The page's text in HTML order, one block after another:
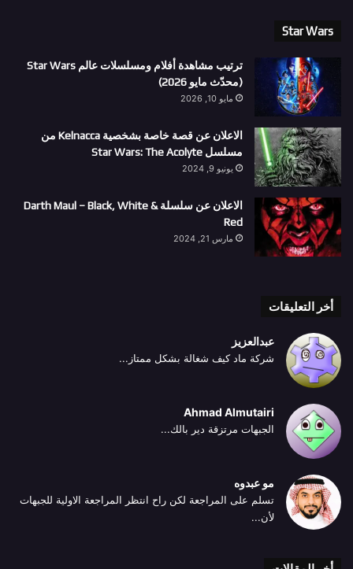
Star Wars
ترتيب مشاهدة أفلام ومسلسلات عالم Star Wars
(محدّث مايو 2026)
مايو 10, 2026
الاعلان عن قصة خاصة بشخصية Kelnacca من
مسلسل Star Wars: The Acolyte
يونيو 9, 2024
الاعلان عن سلسلة Darth Maul – Black, White &
Red
مارس 21, 2024
أخر التعليقات
عبدالعزيز
شركة ماد كيف شغالة بشكل ممتاز...
Ahmad Almutairi
الجبهات مرتزقة دير بالك...
مو عبدوه
تسلم على المراجعة لكن راح انتظر المراجعة الاولية للجبهات
لأن...